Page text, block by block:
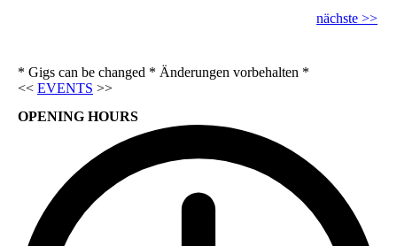
nächste >>
* Gigs can be changed * Änderungen vorbehalten *
<< EVENTS >>
OPENING HOURS